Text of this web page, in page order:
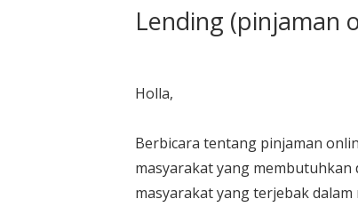
Lending (pinjaman
Holla,
Berbicara tentang pinjaman
masyarakat yang
masyarakat yang terjebak